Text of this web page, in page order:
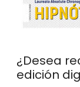
¿Desea
edición